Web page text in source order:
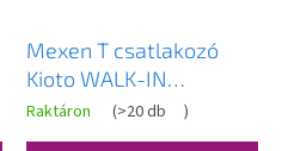
Mexen T csatlakozó
Kioto WALK-IN
zuhanyfalakhoz 8mm,
fekete, 800-09-70
Raktáron (>20 db )